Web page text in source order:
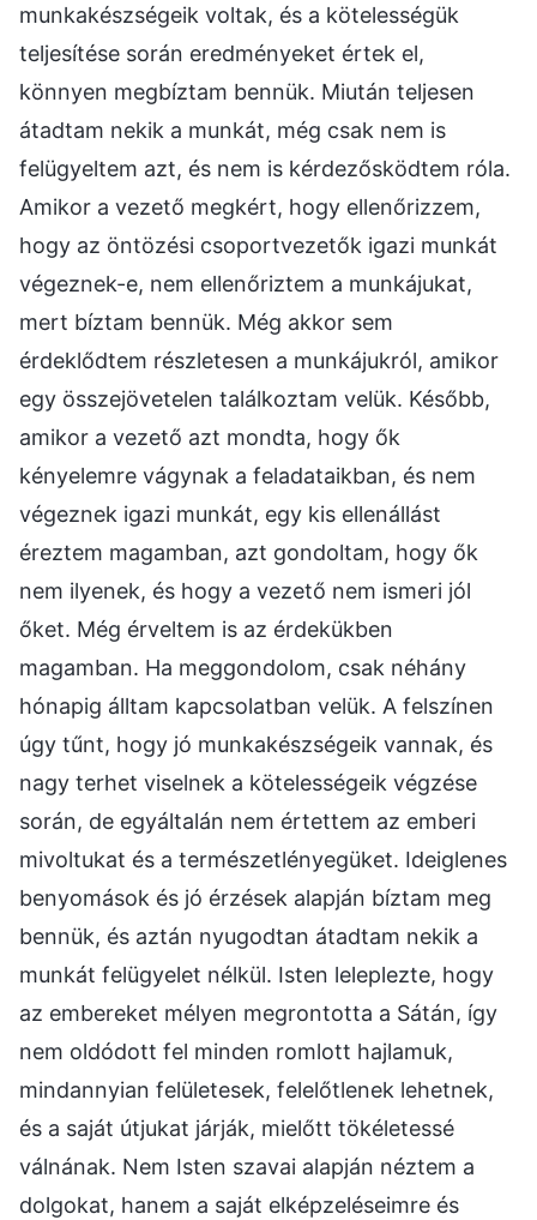
munkakészségeik voltak, és a kötelességük
teljesítése során eredményeket értek el,
könnyen megbíztam bennük. Miután teljesen
átadtam nekik a munkát, még csak nem is
felügyeltem azt, és nem is kérdezősködtem róla.
Amikor a vezető megkért, hogy ellenőrizzem,
hogy az öntözési csoportvezetők igazi munkát
végeznek-e, nem ellenőriztem a munkájukat,
mert bíztam bennük. Még akkor sem
érdeklődtem részletesen a munkájukról, amikor
egy összejövetelen találkoztam velük. Később,
amikor a vezető azt mondta, hogy ők
kényelemre vágynak a feladataikban, és nem
végeznek igazi munkát, egy kis ellenállást
éreztem magamban, azt gondoltam, hogy ők
nem ilyenek, és hogy a vezető nem ismeri jól
őket. Még érveltem is az érdekükben
magamban. Ha meggondolom, csak néhány
hónapig álltam kapcsolatban velük. A felszínen
úgy tűnt, hogy jó munkakészségeik vannak, és
nagy terhet viselnek a kötelességeik végzése
során, de egyáltalán nem értettem az emberi
mivoltukat és a természetlényegüket. Ideiglenes
benyomások és jó érzések alapján bíztam meg
bennük, és aztán nyugodtan átadtam nekik a
munkát felügyelet nélkül. Isten leleplezte, hogy
az embereket mélyen megrontotta a Sátán, így
nem oldódott fel minden romlott hajlamuk,
mindannyian felületesek, felelőtlenek lehetnek,
és a saját útjukat járják, mielőtt tökéletessé
válnának. Nem Isten szavai alapján néztem a
dolgokat, hanem a saját elképzeléseimre és